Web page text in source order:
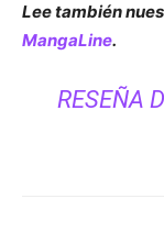
Lee también
MangaLine.
RESEÑA